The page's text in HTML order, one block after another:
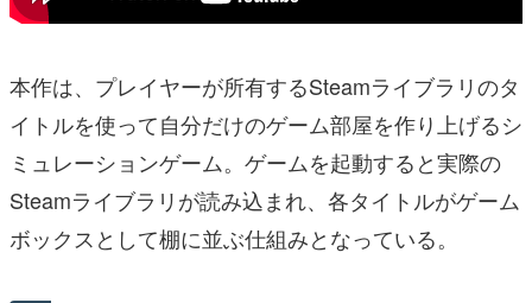
本作は、プレイヤーが所有するSteamライブラリのタ
イトルを使って自分だけのゲーム部屋を作り上げるシ
ミュレーションゲーム。ゲームを起動すると実際の
Steamライブラリが読み込まれ、各タイトルがゲーム
ボックスとして棚に並ぶ仕組みとなっている。